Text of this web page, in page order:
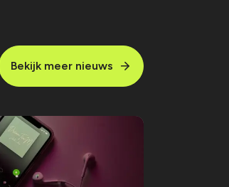
Bekijk meer nieuws